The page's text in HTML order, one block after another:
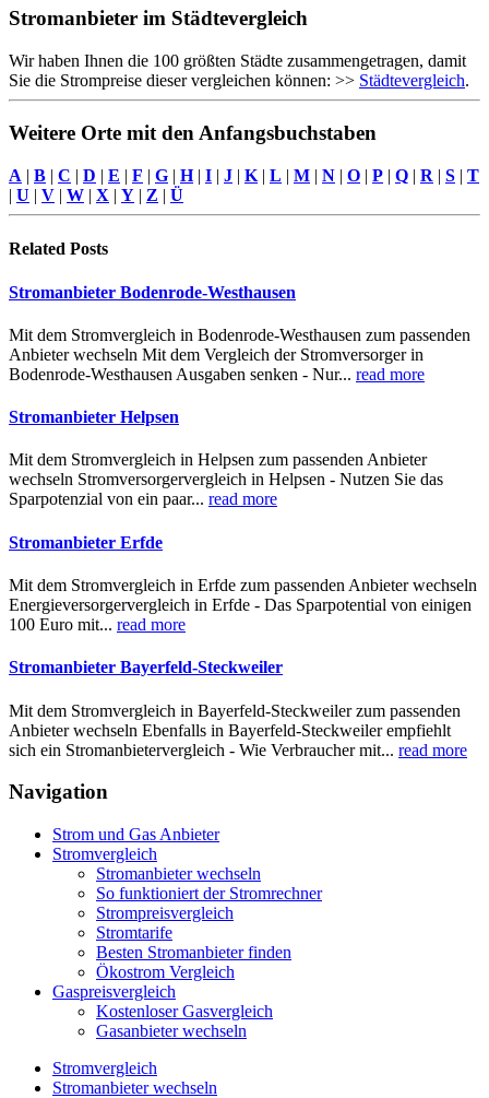
Stromanbieter im Städtevergleich
Wir haben Ihnen die 100 größten Städte zusammengetragen, damit
Sie die Strompreise dieser vergleichen können: >> Städtevergleich.
Weitere Orte mit den Anfangsbuchstaben
A | B | C | D | E | F | G | H| I | J | K | L | M | N | O | P | Q | R | S | T
| U | V | W | X | Y | Z | Ü
Related Posts
Stromanbieter Bodenrode-Westhausen
Mit dem Stromvergleich in Bodenrode-Westhausen zum passenden
Anbieter wechseln Mit dem Vergleich der Stromversorger in
Bodenrode-Westhausen Ausgaben senken - Nur... read more
Stromanbieter Helpsen
Mit dem Stromvergleich in Helpsen zum passenden Anbieter
wechseln Stromversorgervergleich in Helpsen - Nutzen Sie das
Sparpotenzial von ein paar... read more
Stromanbieter Erfde
Mit dem Stromvergleich in Erfde zum passenden Anbieter wechseln
Energieversorgervergleich in Erfde - Das Sparpotential von einigen
100 Euro mit... read more
Stromanbieter Bayerfeld-Steckweiler
Mit dem Stromvergleich in Bayerfeld-Steckweiler zum passenden
Anbieter wechseln Ebenfalls in Bayerfeld-Steckweiler empfiehlt
sich ein Stromanbietervergleich - Wie Verbraucher mit... read more
Navigation
Strom und Gas Anbieter
Stromvergleich
Stromanbieter wechseln
So funktioniert der Stromrechner
Strompreisvergleich
Stromtarife
Besten Stromanbieter finden
Ökostrom Vergleich
Gaspreisvergleich
Kostenloser Gasvergleich
Gasanbieter wechseln
Stromvergleich
Stromanbieter wechseln